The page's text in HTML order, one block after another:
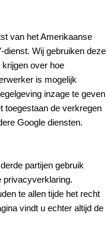
van het Amerikaanse
dienst. Wij gebruiken deze
over hoe
is mogelijk
inzage te geven
toegestaan de verkregen
Google diensten.
partijen gebruik
privacyverklaring.
te allen tijde het recht
vindt u echter altijd de